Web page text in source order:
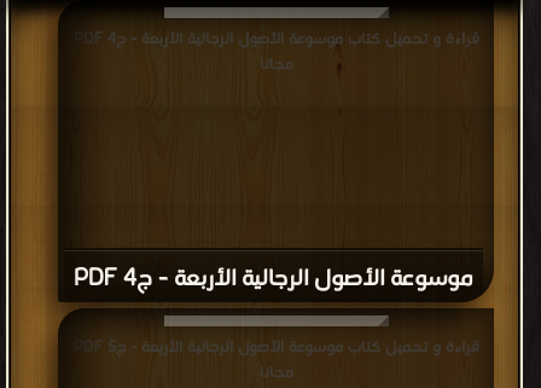
موسوعة الأصول الرجالية الأربعة - ج4 PDF
قراءة و تحميل كتاب موسوعة الأصول الرجالية الأربعة - ج4 PDF
مجانا
قراءة و تحميل كتاب موسوعة الأصول الرجالية الأربعة - ج5 PDF
مجانا